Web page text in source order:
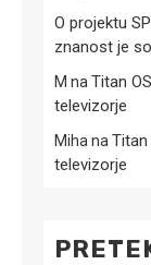
O projektu
znanost je
M naTitan
televizorje
Mihana
televizorje